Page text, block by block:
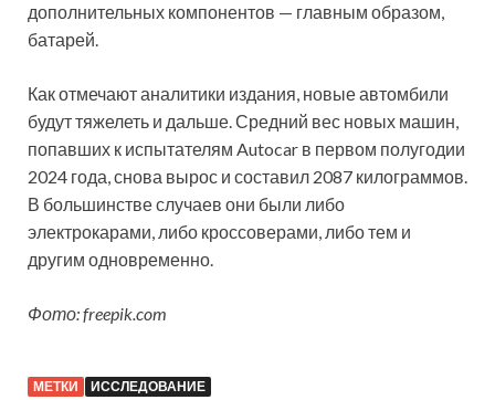
дополнительных компонентов — главным образом,
батарей.
Как отмечают аналитики издания, новые автомбили
будут тяжелеть и дальше. Средний вес новых машин,
попавших к испытателям Autocar в первом полугодии
2024 года, снова вырос и составил 2087 килограммов.
В большинстве случаев они были либо
электрокарами, либо кроссоверами, либо тем и
другим одновременно.
Фото: freepik.com
МЕТКИ ИССЛЕДОВАНИЕ